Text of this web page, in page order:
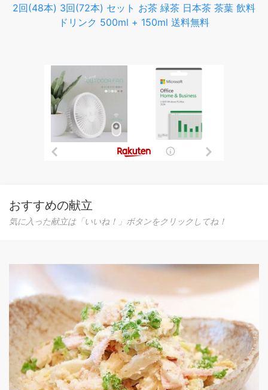
2回(48本) 3回(72本) セット お茶 緑茶 日本茶 茶葉 飲料
ドリンク 500ml + 150ml 送料無料
おすすめの献立
気に入った献立は「いいね！」ボタンをクリックしてね！